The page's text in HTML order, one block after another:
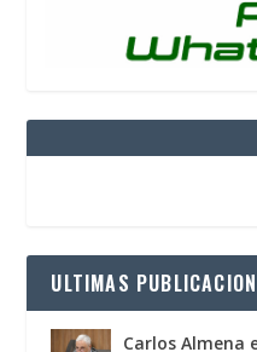
ULTIMAS
Carlos Almena